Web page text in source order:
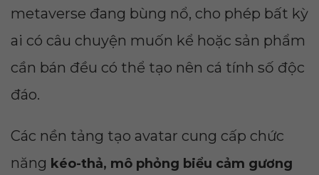
metaverse đang bùng nổ, cho phép bất kỳ
ai có câu chuyện muốn kể hoặc sản phẩm
cần bán đều có thể tạo nên cá tính số độc
đáo.
Các nền tảng tạo avatar cung cấp chức
năng kéo-thả, mô phỏng biểu cảm gương